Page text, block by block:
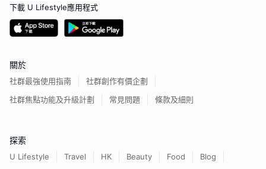
下載 U Lifestyle應用程式
關於
社群最強使用指南
社群創作有價企劃
社群焦點功能及升級計劃
常見問題 條款及細則
探索
U Lifestyle Travel HK Beauty Food
Blog